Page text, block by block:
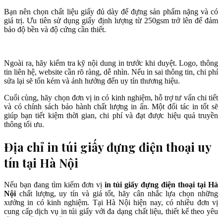
Bạn nên chọn chất liệu giấy đủ dày để đựng sản phẩm nặng và có
giá trị. Ưu tiên sử dụng giấy định lượng từ 250gsm trở lên để đảm
bảo độ bền và độ cứng cần thiết.
Ngoài ra, hãy kiểm tra kỹ nội dung in trước khi duyệt. Logo, thông
tin liên hệ, website cần rõ ràng, dễ nhìn. Nếu in sai thông tin, chi phí
sửa lại sẽ tốn kém và ảnh hưởng đến uy tín thương hiệu.
Cuối cùng, hãy chọn đơn vị in có kinh nghiệm, hỗ trợ tư vấn chi tiết
và có chính sách bảo hành chất lượng in ấn. Một đối tác in tốt sẽ
giúp bạn tiết kiệm thời gian, chi phí và đạt được hiệu quả truyền
thông tối ưu.
Địa chỉ in túi giấy đựng điện thoại uy
tín tại Hà Nội
Nếu bạn đang tìm kiếm đơn vị in túi giấy đựng điện thoại tại Hà
Nội chất lượng, uy tín và giá tốt, hãy cân nhắc lựa chọn những
xưởng in có kinh nghiệm. Tại Hà Nội hiện nay, có nhiều đơn vị
cung cấp dịch vụ in túi giấy với đa dạng chất liệu, thiết kế theo yêu